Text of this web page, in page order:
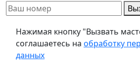
Нажимая кнопку "Вызвать
соглашаетесь на обработку
данных